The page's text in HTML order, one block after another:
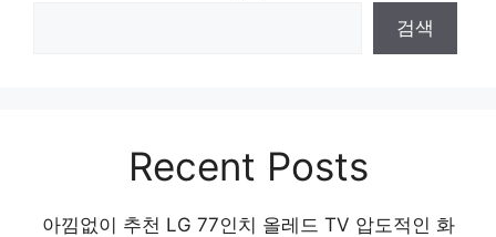
검색
Recent Posts
아낌없이 추천 LG 77인치 올레드 TV 압도적인 화